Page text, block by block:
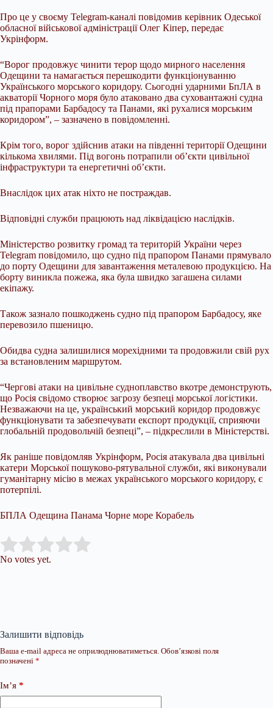
Про це у своєму Telegram-каналі повідомив керівник Одеської
обласної військової адміністрації Олег Кіпер, передає
Укрінформ.
“Ворог продовжує чинити терор щодо мирного населення
Одещини та намагається перешкодити функціонуванню
Українського морського коридору. Сьогодні ударними БпЛА в
акваторії Чорного моря було атаковано два суховантажні судна
під прапорами Барбадосу та Панами, які рухалися морським
коридором”, – зазначено в повідомленні.
Крім того, ворог здійснив атаки на південні території Одещини
кількома хвилями. Під вогонь потрапили об’єкти цивільної
інфраструктури та енергетичні об’єкти.
Внаслідок цих атак ніхто не постраждав.
Відповідні служби працюють над ліквідацією наслідків.
Міністерство розвитку громад та територій України через
Telegram повідомило, що судно під прапором Панами прямувало
до порту Одещини для завантаження металевою продукцією. На
борту виникла пожежа, яка була швидко загашена силами
екіпажу.
Також зазнало пошкоджень судно під прапором Барбадосу, яке
перевозило пшеницю.
Обидва судна залишилися морехідними та продовжили свій рух
за встановленим маршрутом.
“Чергові атаки на цивільне судноплавство вкотре демонструють,
що Росія свідомо створює загрозу безпеці морської логістики.
Незважаючи на це, український морський коридор продовжує
функціонувати та забезпечувати експорт продукції, сприяючи
глобальній продовольчій безпеці”, – підкреслили в Міністерстві.
Як раніше повідомляв Укрінформ, Росія атакувала два цивільні
катери Морської пошуково-рятувальної служби, які виконували
гуманітарну місію в межах українського морського коридору, є
потерпілі.
БПЛА Одещина Панама Чорне море Корабель
Rate this item:
No votes yet.
Залишити відповідь
Ваша e-mail адреса не оприлюднюватиметься. Обов’язкові поля
позначені *
Ім’я *